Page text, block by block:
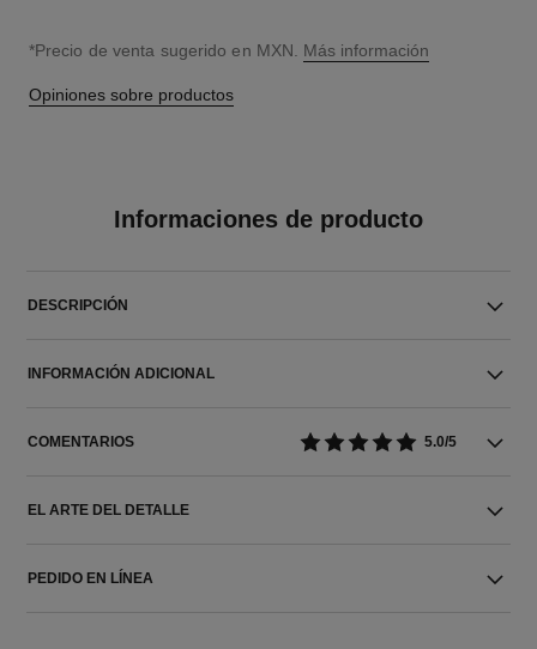
↩
*Precio de venta sugerido en MXN. Más información
Opiniones sobre productos
Informaciones de producto
DESCRIPCIÓN
INFORMACIÓN ADICIONAL
COMENTARIOS 5.0/5
EL ARTE DEL DETALLE
PEDIDO EN LÍNEA